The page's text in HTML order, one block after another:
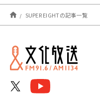
2026年08月
2026年06月
2026年04月
SUPER EIGHTの記事一覧